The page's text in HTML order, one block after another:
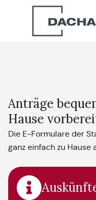
Anträge
Hause
Die E-Formulare der
ganz einfach zu Hause